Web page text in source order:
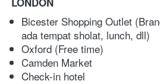
Bicester Shopping Outlet
ada tempat sholat, lunch, dll)
Oxford (Free time)
Camden Market
Check-in hotel